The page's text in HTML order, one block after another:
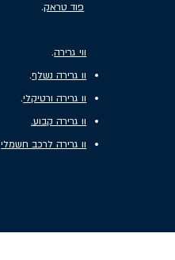
פוד טראק.
ווי גרירה.
וו גרירה נשלף.
וו גרירה ורטיקלי.
וו גרירה קבוע.
וו גרירה לרכב חשמלי